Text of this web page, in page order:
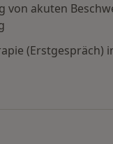
von akuten
(Erstgespräch)